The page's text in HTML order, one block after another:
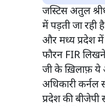
जस्टिस अतुल
में पड़ती जा रही
और मध्य प्रदेश
फौरन FIR लिखने
जी के ख़िलाफ़ ये
अधिकारी कर्नल
प्रदेश की बीजेपी